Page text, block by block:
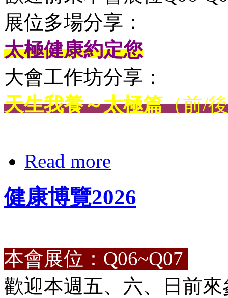
展位多場分享：
太極健康約定您
大會工作坊分享：
天生我養～太極篇（前/
Read more
健康博覽2026
本會展位：Q06~Q07
歡迎本週五、六、日前來